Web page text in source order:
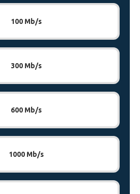
100 Mb/s
300 Mb/s
600 Mb/s
1000 Mb/s